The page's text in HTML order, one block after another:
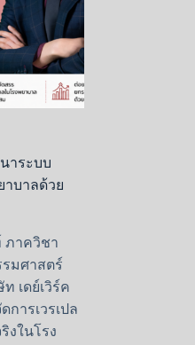
าระบบ
บาลด้วย
ภาควิชา
มศาสตร์
เดย์เวิร์ค
ารเวรเปล
งในโรง